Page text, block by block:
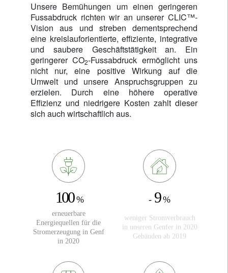
Unsere Bemühungen um einen geringeren
Fussabdruck richten wir an unserer CLIC™-
Vision aus und streben dementsprechend
eine kreislauforientierte, effiziente, integrative
und saubere Geschäftstätigkeit an. Ein
geringerer CO2-Fussabdruck ermöglicht uns
nicht nur, eine positive Wirkung auf die
Umwelt und unsere Anspruchsgruppen zu
erzielen. Durch eine höhere operative
Effizienz und niedrigere Kosten zahlt dieser
sich auch wirtschaftlich aus.
100 %
erneuerbare
Energiequellen für die
Stromerzeugung in Genf
in 2020
- 9 %
weniger Stromverbrauch
in unseren Genfer in 2020
Gebäuden ab 2019